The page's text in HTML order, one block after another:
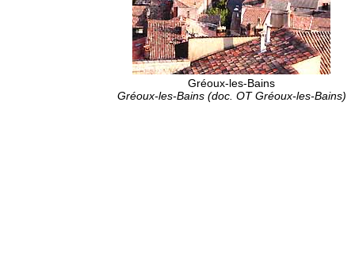
Gréoux-les-Bains
Gréoux-les-Bains (doc. OT Gréoux-les-Bains)